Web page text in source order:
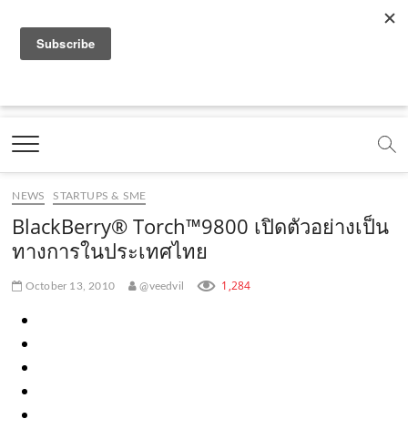
a
e
b
o
o
k
o
t
b
e
.
.
o
e
m
e
t
g
r
a
t
k
c
Marketing Oops!
DIGITAL | CREATIVE | ADVERTISING | CAMPAIGN |
NEWS STARTUPS & SME
BlackBerry® Torch™9800 เปิดตัวอย่างเป็น
ทางการในประเทศไทย
October 13, 2010 @veedvil 1,284